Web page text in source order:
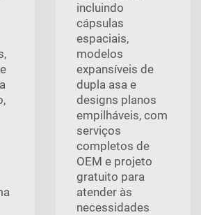
incluindo
cápsulas
espaciais,
modelos
expansíveis de
dupla asa e
designs planos
empilháveis, com
serviços
completos de
OEM e projeto
gratuito para
atender às
necessidades